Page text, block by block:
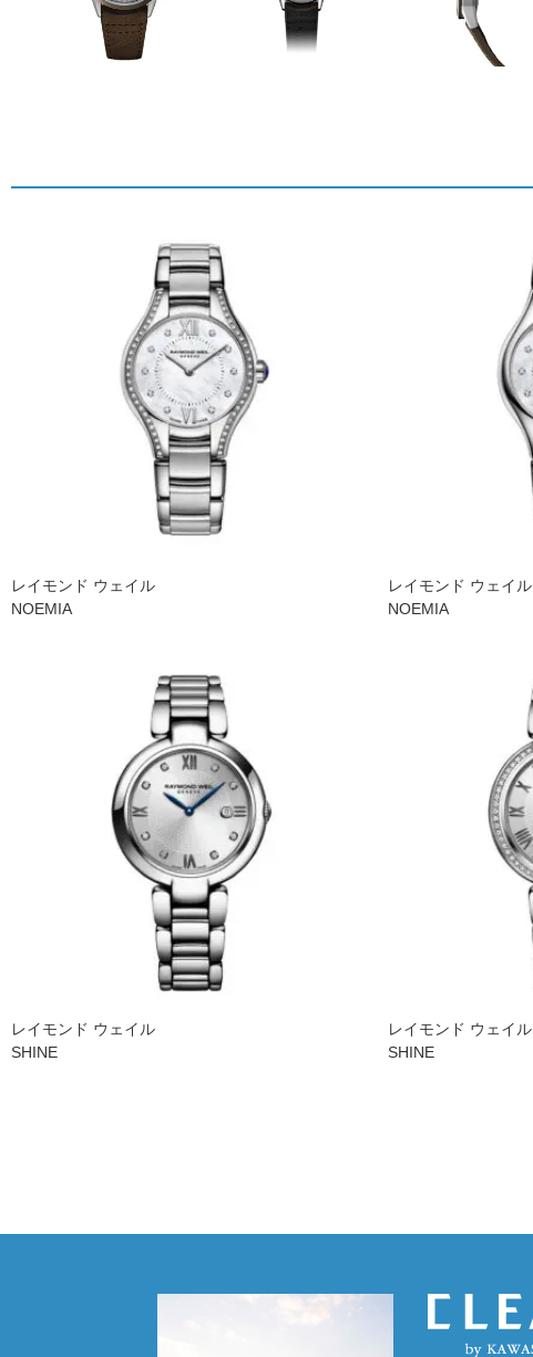
レイモンド ウェイル
NOEMIA
レイモンド ウェイル
NOEMIA
レイモンド ウェイル
SHINE
レイモンド ウェイル
SHINE